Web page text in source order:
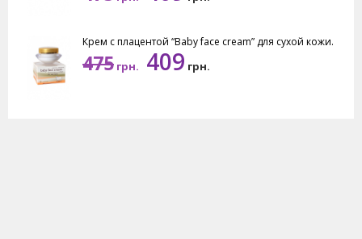
Крем с плацентой “Baby face cream” для сухой кожи.
475 грн. 409 грн.